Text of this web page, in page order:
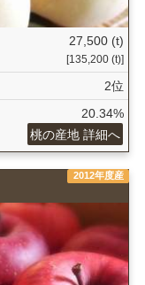
27,500 (t)
[135,200 (t)]
2位
20.34%
桃の産地 詳細へ
2012年度産